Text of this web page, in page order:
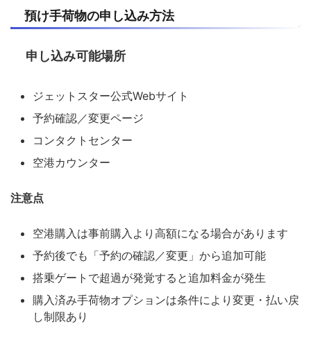
預け手荷物の申し込み方法
申し込み可能場所
ジェットスター公式Webサイト
予約確認／変更ページ
コンタクトセンター
空港カウンター
注意点
空港購入は事前購入より高額になる場合があります
予約後でも「予約の確認／変更」から追加可能
搭乗ゲートで超過が発覚すると追加料金が発生
購入済み手荷物オプションは条件により変更・払い戻
し制限あり